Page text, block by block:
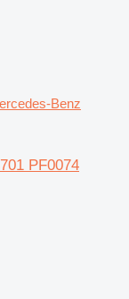
Benz
PF0074